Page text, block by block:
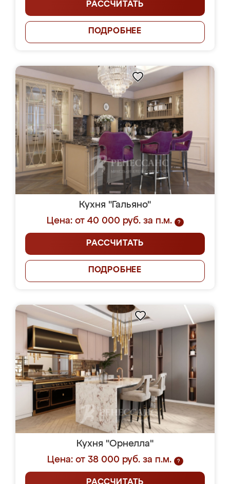
РАССЧИТАТЬ
ПОДРОБНЕЕ
Кухня "Гальяно"
Цена: от 40 000 руб. за п.м.
?
РАССЧИТАТЬ
ПОДРОБНЕЕ
Кухня "Орнелла"
Цена: от 38 000 руб. за п.м.
?